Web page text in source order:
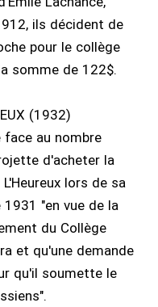
ils décident de
pour le collège
somme de 122$.
(1932)
au nombre
d'acheter la
lors de sa
"en vue de la
du Collège
et qu'une demande
qu'il soumette le